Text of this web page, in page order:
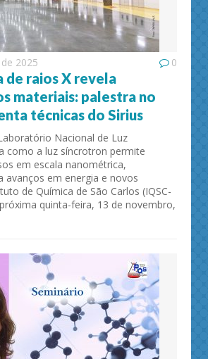
2025 0
de raios X revela
materiais: palestra no
técnicas do Sirius
Nacional de Luz
como a luz síncrotron permite
em escala nanométrica,
avanços em energia e novos
de Química de São Carlos (IQSC-
quinta-feira, 13 de novembro,